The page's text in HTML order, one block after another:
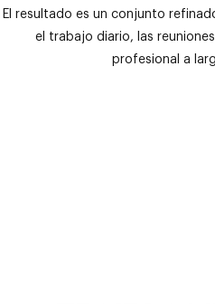
El resultado es un conjunto
el trabajo diario, las
profesional a